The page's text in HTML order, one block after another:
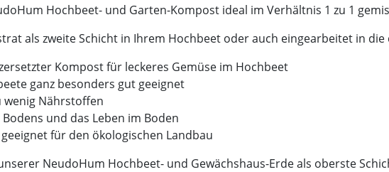
Hochbeet- und Garten-Kompost ideal im Verhältnis 1 zu 1
als zweite Schicht in Ihrem Hochbeet oder auch eingearbeitet in
Kompost für leckeres Gemüse im Hochbeet
ganz besonders gut geeignet
Nährstoffen
und das Leben im Boden
für den ökologischen Landbau
NeudoHum Hochbeet- und Gewächshaus-Erde als oberste